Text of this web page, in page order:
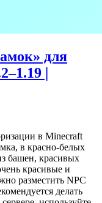
для
|
в Minecraft
в красно-белых
башен, красивых
красивые и
разместить NPC
делать